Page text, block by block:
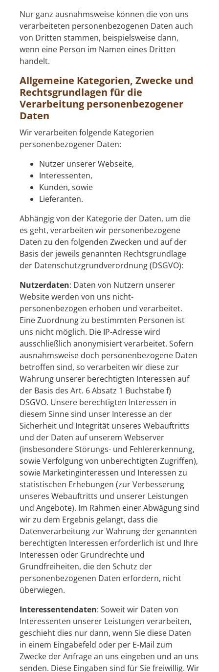
Nur ganz ausnahmsweise können die von uns
verarbeiteten personenbezogenen Daten auch
von Dritten stammen, beispielsweise dann,
wenn eine Person im Namen eines Dritten
handelt.
Allgemeine Kategorien, Zwecke und
Rechtsgrundlagen für die
Verarbeitung personenbezogener
Daten
Wir verarbeiten folgende Kategorien
personenbezogener Daten:
Nutzer unserer Webseite,
Interessenten,
Kunden, sowie
Lieferanten.
Abhängig von der Kategorie der Daten, um die
es geht, verarbeiten wir personenbezogene
Daten zu den folgenden Zwecken und auf der
Basis der jeweils genannten Rechtsgrundlage
der Datenschutzgrundverordnung (DSGVO):
Nutzerdaten: Daten von Nutzern unserer
Website werden von uns nicht-
personenbezogen erhoben und verarbeitet.
Eine Zuordnung zu bestimmten Personen ist
uns nicht möglich. Die IP-Adresse wird
ausschließlich anonymisiert verarbeitet. Sofern
ausnahmsweise doch personenbezogene Daten
betroffen sind, so verarbeiten wir diese zur
Wahrung unserer berechtigten Interessen auf
der Basis des Art. 6 Absatz 1 Buchstabe f)
DSGVO. Unsere berechtigten Interessen in
diesem Sinne sind unser Interesse an der
Sicherheit und Integrität unseres Webauftritts
und der Daten auf unserem Webserver
(insbesondere Störungs- und Fehlererkennung,
sowie Verfolgung von unberechtigten Zugriffen),
sowie Marketinginteressen und Interessen zu
statistischen Erhebungen (zur Verbesserung
unseres Webauftritts und unserer Leistungen
und Angebote). Im Rahmen einer Abwägung sind
wir zu dem Ergebnis gelangt, dass die
Datenverarbeitung zur Wahrung der genannten
berechtigten Interessen erforderlich ist und Ihre
Interessen oder Grundrechte und
Grundfreiheiten, die den Schutz der
personenbezogenen Daten erfordern, nicht
überwiegen.
Interessentendaten: Soweit wir Daten von
Interessenten unserer Leistungen verarbeiten,
geschieht dies nur dann, wenn Sie diese Daten
in einem Eingabefeld oder per E-Mail zum
Zwecke der Anfrage an uns eingeben und an uns
senden. Diese Eingaben sind für Sie freiwillig. Wir